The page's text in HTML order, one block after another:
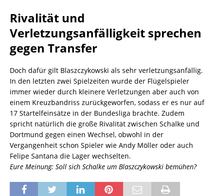
Rivalität und
Verletzungsanfälligkeit sprechen
gegen Transfer
Doch dafür gilt Blaszczykowski als sehr verletzungsanfällig.
In den letzten zwei Spielzeiten wurde der Flügelspieler
immer wieder durch kleinere Verletzungen aber auch von
einem Kreuzbandriss zurückgeworfen, sodass er es nur auf
17 Startelfeinsätze in der Bundesliga brachte. Zudem
spricht natürlich die große Rivalität zwischen Schalke und
Dortmund gegen einen Wechsel, obwohl in der
Vergangenheit schon Spieler wie Andy Möller oder auch
Felipe Santana die Lager wechselten.
Eure Meinung: Soll sich Schalke um Blaszczykowski bemühen?